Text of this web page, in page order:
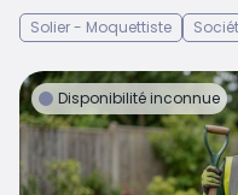
Solier - Moquettiste
Disponibilité inconnue